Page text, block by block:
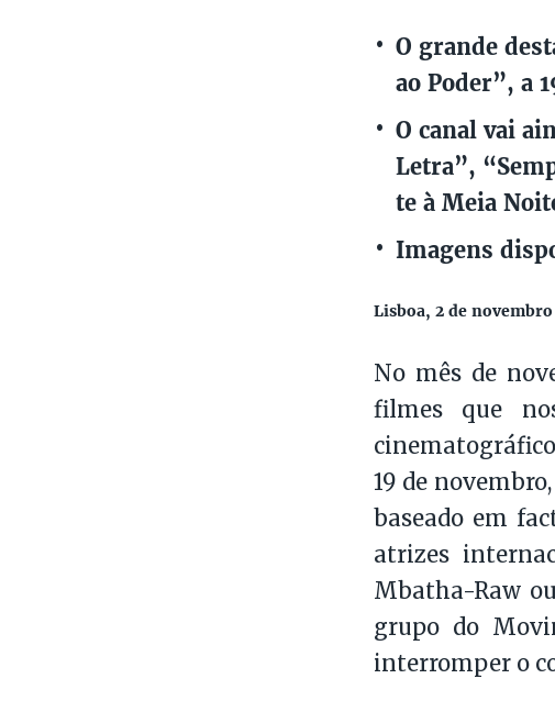
O grande
ao Poder”, a
O canal vai
Letra”,
te à Meia
Imagens
Lisboa, 2 de novembro
No mês de
filmes que
19 de
baseado em
atrizes
Mbatha-Raw
grupo do
interromper o